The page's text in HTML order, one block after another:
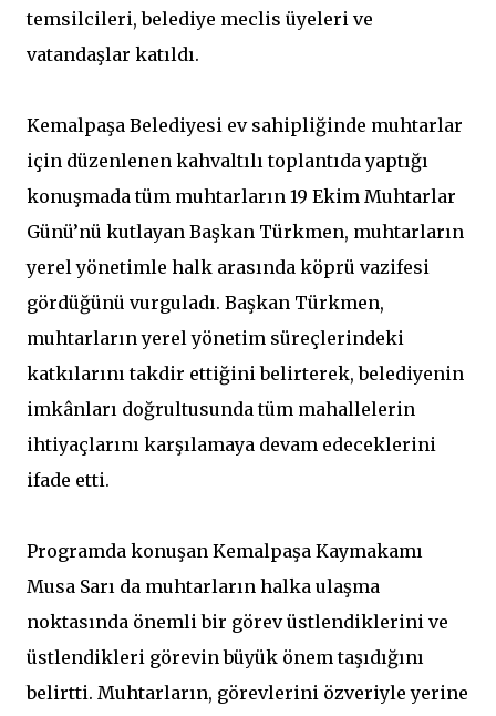
temsilcileri, belediye meclis üyeleri ve
vatandaşlar katıldı.
Kemalpaşa Belediyesi ev sahipliğinde muhtarlar
için düzenlenen kahvaltılı toplantıda yaptığı
konuşmada tüm muhtarların 19 Ekim Muhtarlar
Günü’nü kutlayan Başkan Türkmen, muhtarların
yerel yönetimle halk arasında köprü vazifesi
gördüğünü vurguladı. Başkan Türkmen,
muhtarların yerel yönetim süreçlerindeki
katkılarını takdir ettiğini belirterek, belediyenin
imkânları doğrultusunda tüm mahallelerin
ihtiyaçlarını karşılamaya devam edeceklerini
ifade etti.
Programda konuşan Kemalpaşa Kaymakamı
Musa Sarı da muhtarların halka ulaşma
noktasında önemli bir görev üstlendiklerini ve
üstlendikleri görevin büyük önem taşıdığını
belirtti. Muhtarların, görevlerini özveriyle yerine